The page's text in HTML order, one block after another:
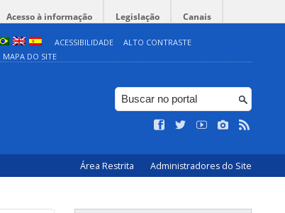
Acesso à informação Legislação Canais
ACESSIBILIDADE
ALTO CONTRASTE
MAPA DO SITE
Área Restrita Administradores do Site